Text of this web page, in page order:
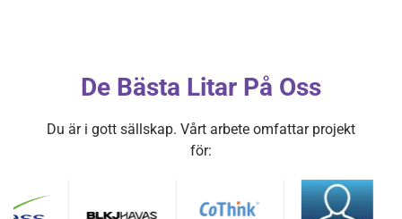
De Bästa Litar På Oss
Du är i gott sällskap. Vårt arbete omfattar projekt
för: